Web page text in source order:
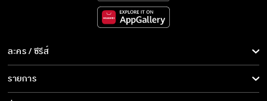
แกคิดว่าตัวเองเป็นศูนย์กลางจักรวาลเหรอ
ละคร / ซีรีส์
ละคร/ซีรีส์
ซีรีส์นานาชาติ
รายการ
รายการทั้งหมด